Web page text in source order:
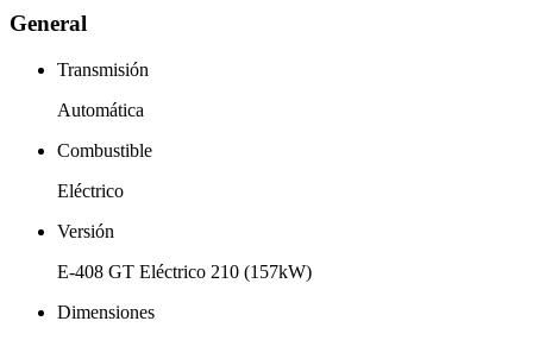
General
Transmisión
Automática
Combustible
Eléctrico
Versión
E-408 GT Eléctrico 210 (157kW)
Dimensiones